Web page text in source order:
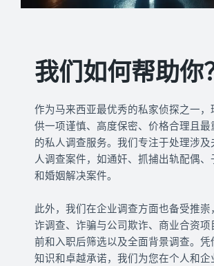
我们如何帮助你
作为马来西亚最优秀的私家侦探之一，
供一项谨慎、高度保密、价格合理且最
的私人调查服务。我们专注于处理涉及
人调查案件，如通奸、抓捕出轨配偶、
和婚姻解决案件。
此外，我们在企业调查方面也备受推崇
诈调查、诈骗与公司欺诈、商业合资项
前和入职后筛选以及全面背景调查。凭
知识和卓越承诺，我们为您在个人和企